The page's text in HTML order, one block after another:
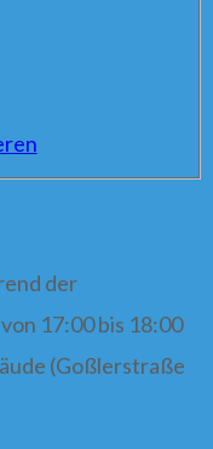
der
17:00 bis 18:00
(Goßlerstraße